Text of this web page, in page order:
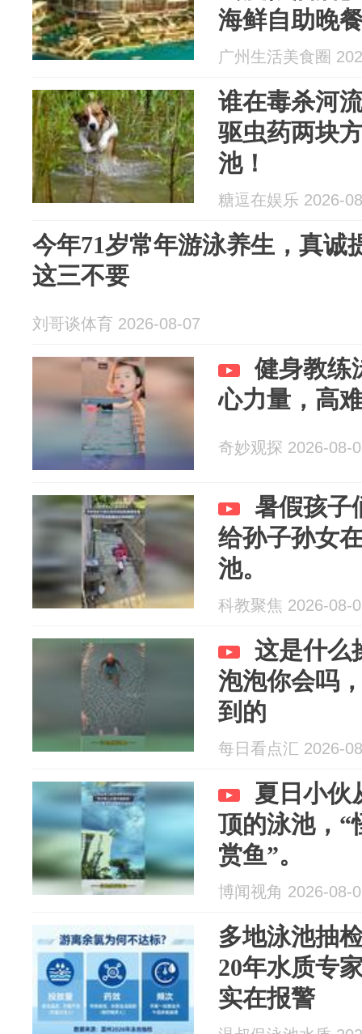
海鲜自助晚
泉+住宿！
广州生活美食圈
谁在毒杀河
驱虫药两块
池！
糖逗在娱乐 2026-
今年71岁常年游泳养生，真诚
这三不要
刘哥谈体育 2026-08-07
健身教练
心力量，高
奇妙观探 2026-08-
暑假孩子
给孙子孙女
池。
科教聚焦 2026-08-
这是什么
泡泡你会吗
到的
每日看点汇 2026-
夏日小伙
顶的泳池，“
赏鱼”。
博闻视角 2026-08-
多地泳池抽
20年水质专
实在报警